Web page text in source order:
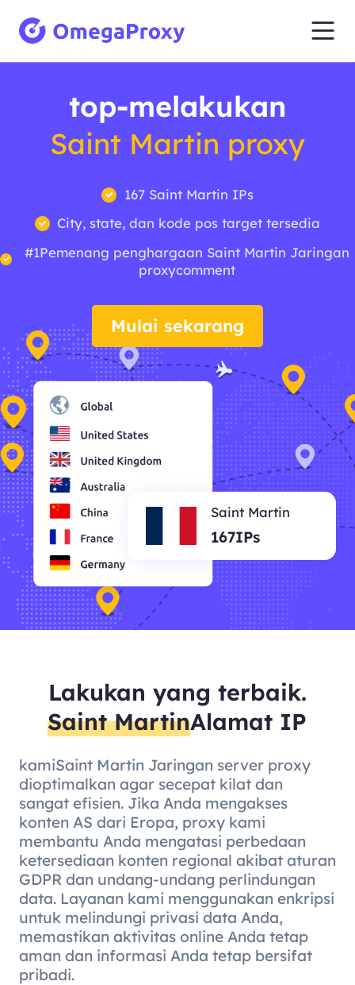
top-melakukan
Saint Martin proxy
167 Saint Martin IPs
City, state, dan kode pos target tersedia
#1Pemenang penghargaan Saint Martin Jaringan
proxycomment
Mulai sekarang
Saint Martin
167IPs
Lakukan yang terbaik.
Saint MartinAlamat IP
kamiSaint Martin Jaringan server proxy
dioptimalkan agar secepat kilat dan
sangat efisien. Jika Anda mengakses
konten AS dari Eropa, proxy kami
membantu Anda mengatasi perbedaan
ketersediaan konten regional akibat aturan
GDPR dan undang-undang perlindungan
data. Layanan kami menggunakan enkripsi
untuk melindungi privasi data Anda,
memastikan aktivitas online Anda tetap
aman dan informasi Anda tetap bersifat
pribadi.